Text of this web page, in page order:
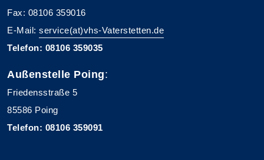
Fax: 08106 359016
E-Mail: service(at)vhs-Vaterstetten.de
Telefon: 08106 359035
Außenstelle Poing:
Friedensstraße 5
85586 Poing
Telefon: 08106 359091